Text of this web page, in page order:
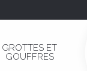
GROTTES ET
GOUFFRES